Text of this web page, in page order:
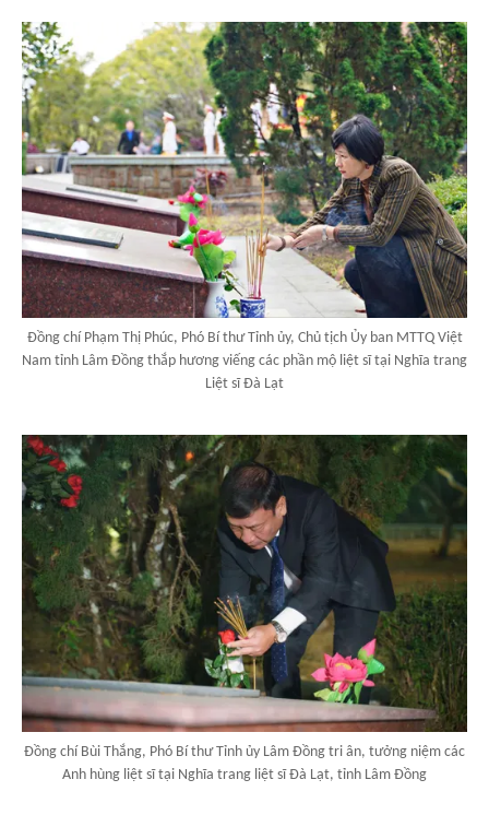
Đồng chí Phạm Thị Phúc, Phó Bí thư Tỉnh ủy, Chủ tịch Ủy ban MTTQ Việt
Nam tỉnh Lâm Đồng thắp hương viếng các phần mộ liệt sĩ tại Nghĩa trang
Liệt sĩ Đà Lạt
Đồng chí Bùi Thắng, Phó Bí thư Tỉnh ủy Lâm Đồng tri ân, tưởng niệm các
Anh hùng liệt sĩ tại Nghĩa trang liệt sĩ Đà Lạt, tỉnh Lâm Đồng